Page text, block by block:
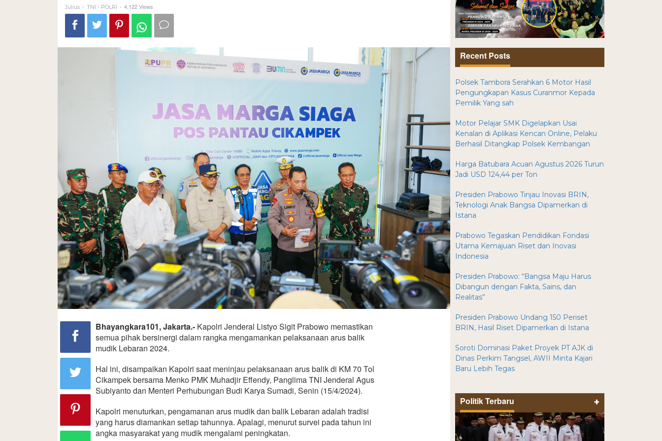
Julius - TNI - POLRI - 4,122 Views
Bhayangkara101, Jakarta.-Kapolri Jenderal Listyo Sigit Prabowo memastikan
semua pihak bersinergi dalam rangka mengamankan pelaksanaan arus balik
mudik Lebaran 2024.
Hal ini, disampaikan Kapolri saat meninjau pelaksanaan arus balik di KM 70 Tol
Cikampek bersama Menko PMK Muhadjir Effendy, Panglima TNI Jenderal Agus
Subiyanto dan Menteri Perhubungan Budi Karya Sumadi, Senin (15/4/2024).
Kapolri menuturkan, pengamanan arus mudik dan balik Lebaran adalah tradisi
yang harus diamankan setiap tahunnya. Apalagi, menurut survei pada tahun ini
angka masyarakat yang mudik mengalami peningkatan.
Recent Posts
Polsek Tambora Serahkan 6 Motor Hasil
Pengungkapan Kasus Curanmor Kepada
Pemilik Yang sah
Motor Pelajar SMK Digelapkan Usai
Kenalan di Aplikasi Kencan Online, Pelaku
Berhasil Ditangkap Polsek Kembangan
Harga Batubara Acuan Agustus 2026 Turun
Jadi USD 124,44 per Ton
Presiden Prabowo Tinjau Inovasi BRIN,
Teknologi Anak Bangsa Dipamerkan di
Istana
Prabowo Tegaskan Pendidikan Fondasi
Utama Kemajuan Riset dan Inovasi
Indonesia
Presiden Prabowo: “Bangsa Maju Harus
Dibangun dengan Fakta, Sains, dan
Realitas”
Presiden Prabowo Undang 150 Periset
BRIN, Hasil Riset Dipamerkan di Istana
Soroti Dominasi Paket Proyek PT AJK di
Dinas Perkim Tangsel, AWII Minta Kajari
Baru Lebih Tegas
Politik Terbaru +